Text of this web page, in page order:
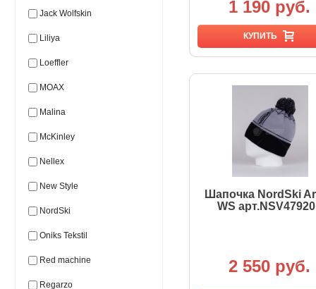
Jack Wolfskin
Liliya
Loeffler
MOAX
Malina
McKinley
Nellex
New Style
NordSki
Oniks Tekstil
Red machine
Regarzo
1 190 руб.
КУПИТЬ
Шапочка NordSki
WS
2 550 руб.